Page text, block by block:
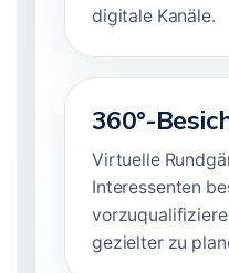
digitale Kanäle.
360°-
Virtuelle
Interessenten
gezielter zu